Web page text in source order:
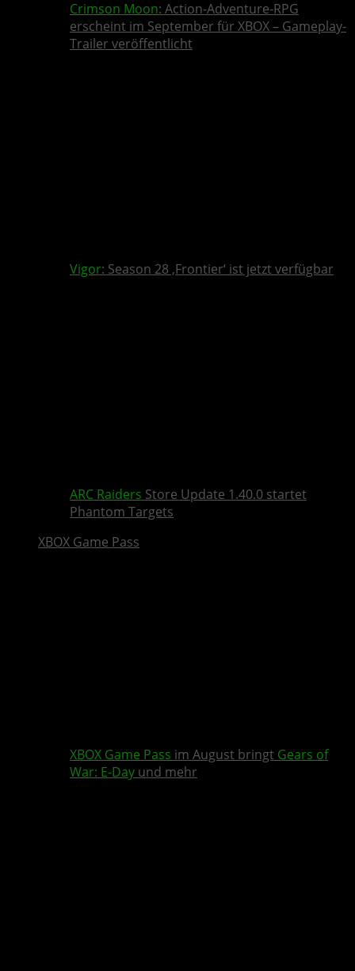
Crimson Moon: Action-Adventure-RPG
erscheint im September für XBOX – Gameplay-
Trailer veröffentlicht
Vigor: Season 28 ‚Frontier‘ ist jetzt verfügbar
ARC Raiders Store Update 1.40.0 startet
Phantom Targets
XBOX Game Pass
XBOX Game Pass im August bringt Gears of
War: E-Day und mehr